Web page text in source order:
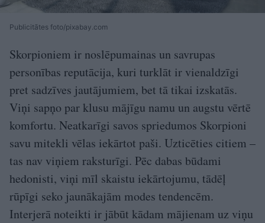
Publicitātes foto/pixabay.com
Skorpioniem ir noslēpumainas un savrupas
personības reputācija, kuri turklāt ir vienaldzīgi
pret sadzīves jautājumiem, bet tā tikai izskatās.
Viņi sapņo par klusu mājīgu namu un augstu vērtē
komfortu. Neatkarīgi savos spriedumos Skorpioni
savu mitekli vēlas iekārtot paši. Uzticēties citiem –
tas nav viņiem raksturīgi. Pēc dabas būdami
hedonisti, viņi mīl skaistu iekārtojumu, tādēļ
rūpīgi seko jaunākajām modes tendencēm.
Interjerā noteikti ir jābūt kādam mājienam uz viņu